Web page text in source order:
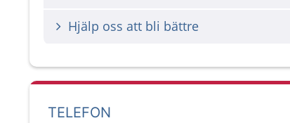
Hjälp oss att bli bättre
TELEFON